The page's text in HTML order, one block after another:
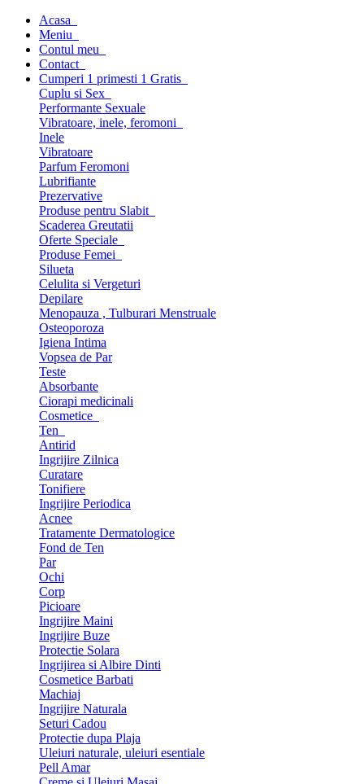
Acasa
Meniu
Contul meu
Contact
Cumperi 1 primesti 1 Gratis
Cuplu si Sex
Performante Sexuale
Vibratoare, inele, feromoni
Inele
Vibratoare
Parfum Feromoni
Lubrifiante
Prezervative
Produse pentru Slabit
Scaderea Greutatii
Oferte Speciale
Produse Femei
Silueta
Celulita si Vergeturi
Depilare
Menopauza , Tulburari Menstruale
Osteoporoza
Igiena Intima
Vopsea de Par
Teste
Absorbante
Ciorapi medicinali
Cosmetice
Ten
Antirid
Ingrijire Zilnica
Curatare
Tonifiere
Ingrijire Periodica
Acnee
Tratamente Dermatologice
Fond de Ten
Par
Ochi
Corp
Picioare
Ingrijire Maini
Ingrijire Buze
Protectie Solara
Ingrijirea si Albire Dinti
Cosmetice Barbati
Machiaj
Ingrijire Naturala
Seturi Cadou
Protectie dupa Plaja
Uleiuri naturale, uleiuri esentiale
Pell Amar